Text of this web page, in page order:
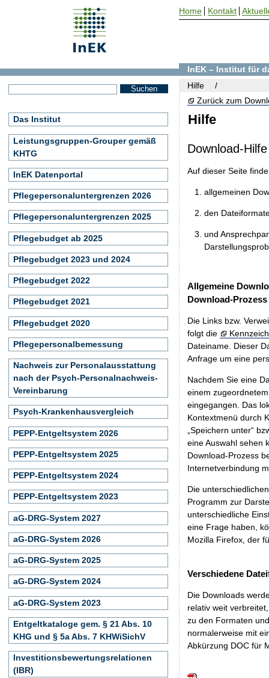
Hilfe
Zurück zum
Download-Hilfe
Auf dieser Seite
allgemeinen
den
und
Allgemeine
Download-Prozess
Die Links bzw.
folgt die
Dateiname. Dieser
Anfrage um eine
Nachdem Sie eine
einem
eingegangen. Das
Kontextmenü durch
„Speichern unter“
eine Auswahl sehen
Download-Prozess
Internetverbindung
Die
Programm zur
unterschiedliche
eine Frage haben,
Mozilla Firefox, der
Verschiedene
Die Downloads
relativ weit
zu den Formaten
normalerweise mit
Abkürzung DOC für
InEK – Institut für
Hilfe
Das Institut
Leistungsgruppen-Grouper gemäß
KHTG
InEK Datenportal
Pflegepersonaluntergrenzen 2026
Pflegepersonaluntergrenzen 2025
Pflegebudget ab 2025
Pflegebudget 2023 und 2024
Pflegebudget 2022
Pflegebudget 2021
Pflegebudget 2020
Pflegepersonalbemessung
Nachweis zur Personalausstattung
nach der Psych-Personalnachweis-
Vereinbarung
Psych-Krankenhausvergleich
PEPP-Entgeltsystem 2026
PEPP-Entgeltsystem 2025
PEPP-Entgeltsystem 2024
PEPP-Entgeltsystem 2023
aG-DRG-System 2027
aG-DRG-System 2026
aG-DRG-System 2025
aG-DRG-System 2024
aG-DRG-System 2023
Entgeltkataloge gem. § 21 Abs. 10
KHG und § 5a Abs. 7 KHWiSichV
Investitionsbewertungsrelationen
(IBR)
Home Kontakt